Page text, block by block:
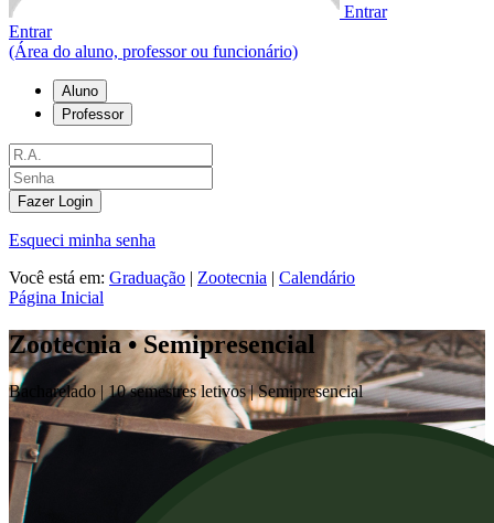
Entrar
Entrar
(Área do aluno, professor ou funcionário)
Aluno
Professor
Fazer Login
Esqueci minha senha
Você está em: Graduação | Zootecnia | Calendário
Página Inicial
Zootecnia • Semipresencial
Bacharelado | 10 semestres letivos |Semipresencial